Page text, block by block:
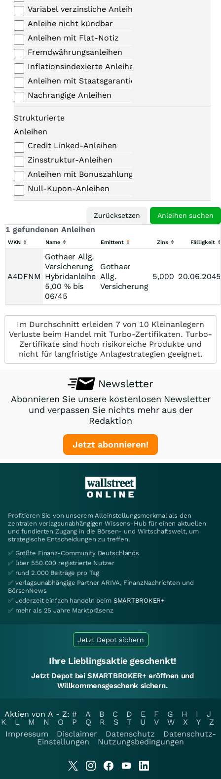
Variabel verzinsliche Anleihen
Anleihe nicht kündbar
Anleihen mit Flat-Notiz
Fremdwährungsanleihen
Inflationsindexierte Anleihen
Anleihen mit Staatsgarantie
Nachrangige Anleihen
Strukturierte
Anleihen
Credit Linked-Anleihen
Zinsstruktur-Anleihen
Anleihen mit Bonuszahlungen
Null-Kupon-Anleihen
1 gefundenen Anleihen
WKN Name Emittent Zins Fälligkeit
A4DFNM
Gothaer Allg.
Versicherung
Hybridanleihe
5,00 % bis
06/45
Gothaer
Allg.
Versicherung
5,000 20.06.2045
Im Durchschnitt erleiden 7 von 10 Kleinanlegern
Verluste beim Handel mit Turbo-Zertifikaten. Turbo-
Zertifikate sind hoch risikoreiche Produkte und
nicht für langfristige Anlagestrategien geeignet.
Newsletter
Abonnieren Sie unsere kostenlosen Newsletter
und verpassen Sie nichts mehr aus der
Redaktion
Jetzt abonnieren!
Profitieren Sie von unserem Alleinstellungsmerkmal als den
zentralen verlagsunabhängigen Wissens-Hub für einen aktuellen
und fundierten Zugang in die Börsen- und Wirtschaftswelt, um
strategische Entscheidungen zu treffen.
✅ Größte Finanz-Community Deutschlands
✅ über 550.000 registrierte Nutzer
✅ rund 2.000 Beiträge pro Tag
✅ verlagsunabhängige Partner ARIVA, FinanzNachrichten und
BörsenNews
✅ Jederzeit einfach handeln beim SMARTBROKER+
✅ mehr als 25 Jahre Marktpräsenz
Jetzt Depot sichern
Ihre Lieblingsaktie geschenkt!
Jetzt Depot bei SMARTBROKER+ eröffnen und
Willkommensgeschenk sichern.
Aktien von A - Z: # A B C D E F G H I
J
K
L M N O P Q R S T U V W X Y
Z
Impressum
Disclaimer Datenschutz
Datenschutz-
Einstellungen
Nutzungsbedingungen